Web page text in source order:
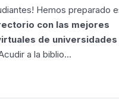
Hemos preparado
con las mejores
de universidades
a la biblio…